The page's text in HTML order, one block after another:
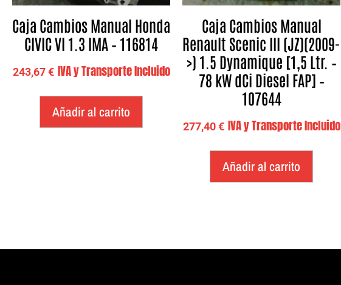
Caja Cambios Manual Honda
CIVIC VI 1.3 IMA – 116814
243,67€ IVA y Transporte Incluido
Añadir al carrito
Caja Cambios Manual
Renault Scenic III (JZ)(2009-
>) 1.5 Dynamique [1,5 Ltr. –
78 kW dCi Diesel FAP] –
107644
277,40€ IVA y Transporte Incluido
Añadir al carrito